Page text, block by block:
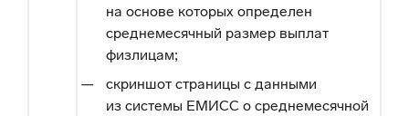
на основе которых определен
среднемесячный размер выплат
физлицам;
скриншот страницы с данными
из системы ЕМИСС о среднемесячной